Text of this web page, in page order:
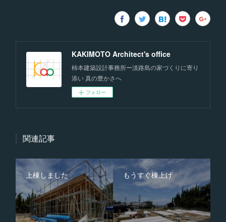
KAKIMOTO Architect's office
柿本建築設計事務所ー淡路島の家づくりに寄り
添い 真の豊かさへ
フォロー
関連記事
上棟しました もうすぐ棟上げ